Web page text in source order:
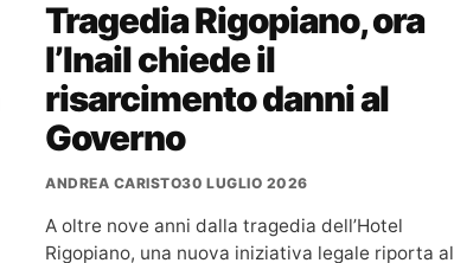
Tragedia Rigopiano, ora
l’Inail chiede il
risarcimento danni al
Governo
ANDREA CARISTO30 LUGLIO 2026
A oltre nove anni dalla tragedia dell’Hotel
Rigopiano, una nuova iniziativa legale riporta al